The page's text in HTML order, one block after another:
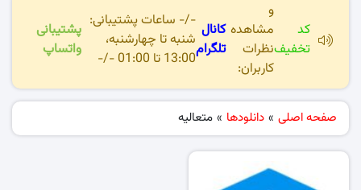
کد
تخفیف
و
مشاهده
نظرات
کاربران:
کانال
تلگرام
-/- ساعات پشتیبانی:
شنبه تا چهارشنبه،
13:00 تا 01:00 -/-
پشتیبانی
واتساپ
صفحه اصلی » دانلودها » متعالیه